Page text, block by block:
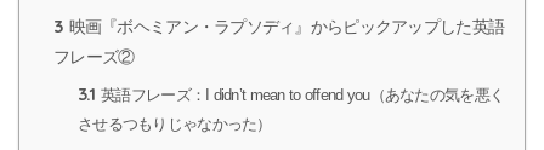
3 映画『ボヘミアン・ラプソディ』からピックアップした英語
フレーズ②
3.1 英語フレーズ：I didn’t mean to offend you（あなたの気を悪く
させるつもりじゃなかった）